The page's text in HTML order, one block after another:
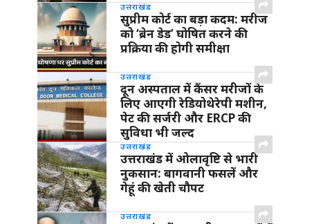
उत्तराखंड
सुप्रीम कोर्ट का बड़ा कदम: मरीज
को ‘ब्रेन डेड’ घोषित करने की
प्रक्रिया की होगी समीक्षा
उत्तराखंड
दून अस्पताल में कैंसर मरीजों के
लिए आएगी रेडियोथेरेपी मशीन,
पेट की सर्जरी और ERCP की
सुविधा भी जल्द
उत्तराखंड
उत्तराखंड में ओलावृष्टि से भारी
नुकसान: बागवानी फसलें और
गेहूं की खेती चौपट
उत्तराखंड